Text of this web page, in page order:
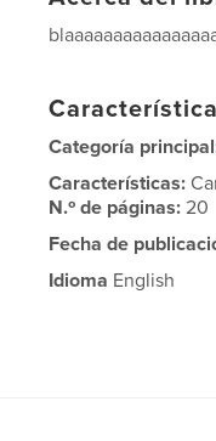
Categoría
Características:
N.º de páginas:20
Fecha de
Idioma English